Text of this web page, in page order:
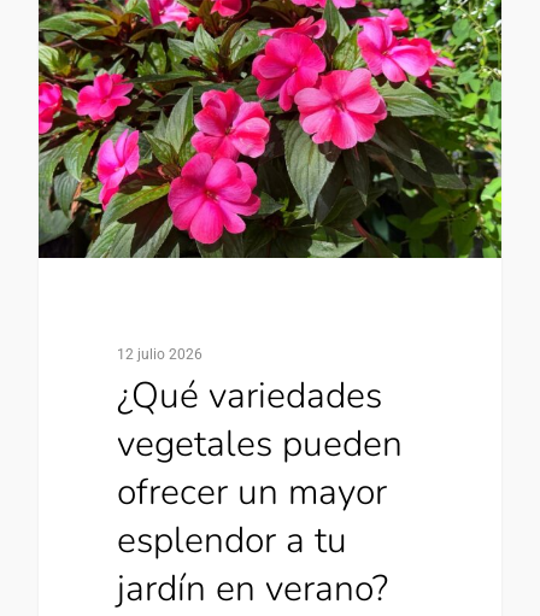
12 julio 2026
¿Qué variedades
vegetales pueden
ofrecer un mayor
esplendor a tu
jardín en verano?